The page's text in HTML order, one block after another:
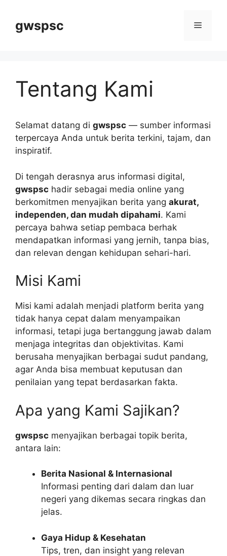
gwspsc Menu
Tentang Kami
Selamat datang di gwspsc — sumber informasi
terpercaya Anda untuk berita terkini, tajam, dan
inspiratif.
Di tengah derasnya arus informasi digital,
gwspsc hadir sebagai media online yang
berkomitmen menyajikan berita yang akurat,
independen, dan mudah dipahami. Kami
percaya bahwa setiap pembaca berhak
mendapatkan informasi yang jernih, tanpa bias,
dan relevan dengan kehidupan sehari-hari.
Misi Kami
Misi kami adalah menjadi platform berita yang
tidak hanya cepat dalam menyampaikan
informasi, tetapi juga bertanggung jawab dalam
menjaga integritas dan objektivitas. Kami
berusaha menyajikan berbagai sudut pandang,
agar Anda bisa membuat keputusan dan
penilaian yang tepat berdasarkan fakta.
Apa yang Kami Sajikan?
gwspsc menyajikan berbagai topik berita,
antara lain:
Berita Nasional & Internasional
Informasi penting dari dalam dan luar
negeri yang dikemas secara ringkas dan
jelas.
Gaya Hidup & Kesehatan
Tips, tren, dan insight yang relevan